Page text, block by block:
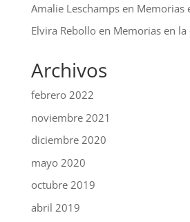
Amalie Leschampsen Memorias
Elvira Rebolloen Memorias en la
Archivos
febrero 2022
noviembre 2021
diciembre 2020
mayo 2020
octubre 2019
abril 2019